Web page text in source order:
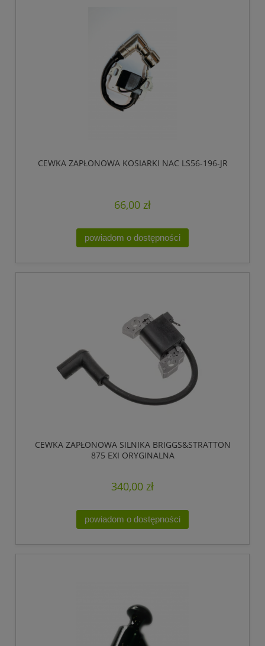
CEWKA ZAPŁONOWA KOSIARKI NAC LS56-196-JR
66,00 zł
powiadom o dostępności
CEWKA ZAPŁONOWA SILNIKA BRIGGS&STRATTON
875 EXI ORYGINALNA
340,00 zł
powiadom o dostępności